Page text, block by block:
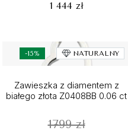
1 444 zł
-15% NATURALNY
Zawieszka z diamentem z
białego złota Z0408BB 0.06 ct
1799 zł